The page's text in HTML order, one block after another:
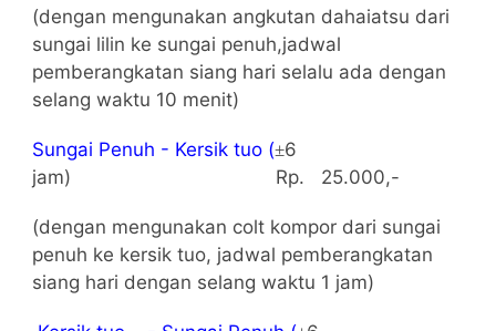
(dengan mengunakan angkutan dahaiatsu dari
sungai lilin ke sungai penuh,jadwal
pemberangkatan siang hari selalu ada dengan
selang waktu 10 menit)
Sungai Penuh - Kersik tuo (±6
jam)
Rp. 25.000,-
(dengan mengunakan colt kompor dari sungai
penuh ke kersik tuo, jadwal pemberangkatan
siang hari dengan selang waktu 1 jam)